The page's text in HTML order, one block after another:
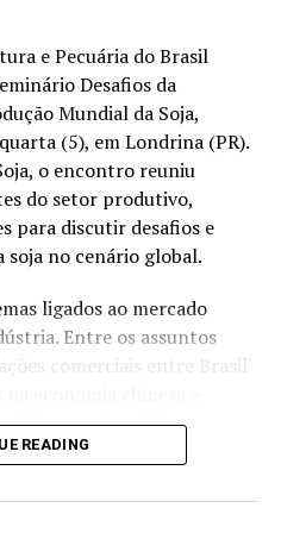
jalapeño importadas do
em 27 Estados norte-
As autoridades
sobre a distribuição do
adicionais de recolhimento.
EUA é ligado a pimentas
primeiro em Canal Rural .
e Pecuária do Brasil
Desafios da
Mundial da Soja,
(5), em Londrina (PR).
o encontro reuniu
do setor produtivo,
para discutir desafios e
soja no cenário global.
ligados ao mercado
Entre os assuntos
comerciais entre Brasil
liderança brasileira no
efeitos das mudanças
READING